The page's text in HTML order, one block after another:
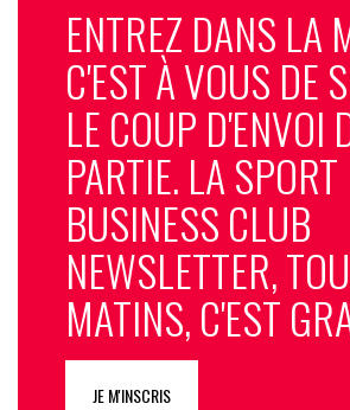
ENTREZ DANS LA
C'EST À VOUS DE
LE COUP D'ENVOI
PARTIE. LA SPORT
BUSINESS CLUB
NEWSLETTER,
MATINS, C'EST
JE M'INSCRIS